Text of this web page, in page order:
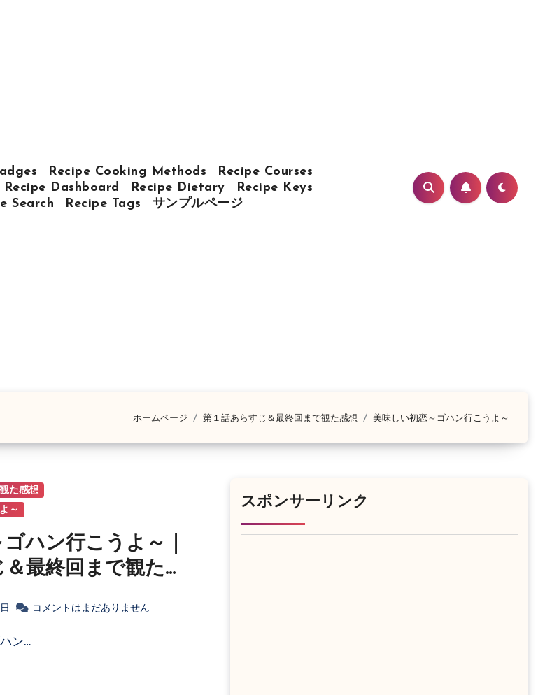
Recipe Cooking Methods
Recipe Courses
Recipe Dashboard Recipe Dietary
Recipe Keys
Search
Recipe Tags サンプルページ
ホームページ 第１話あらすじ＆最終回まで観た感想 美味しい初恋～ゴハン行こうよ～
た感想
～
ハン行こうよ～｜
最終回まで観た感
コメントはまだありません
ン…
スポンサーリンク